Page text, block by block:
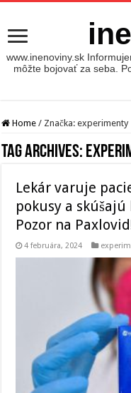
www.inenoviny.sk
môžte bojovať za seba.
Home / Značka:experimenty
Tag Archives:
Lekár varuje
pokusy a
Pozor na
4 februára, 2024